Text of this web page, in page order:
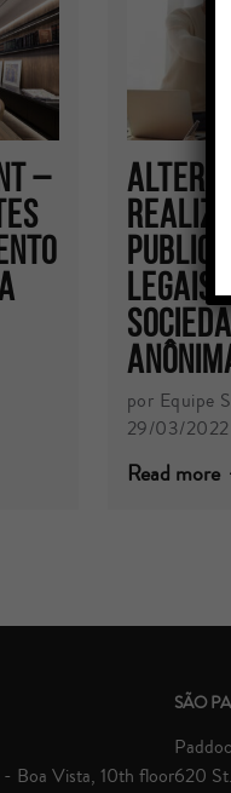
–
LEGAIS
por Equipe
29/03/2022
Read more
Boa Vista, 10th floor
SÃO
620